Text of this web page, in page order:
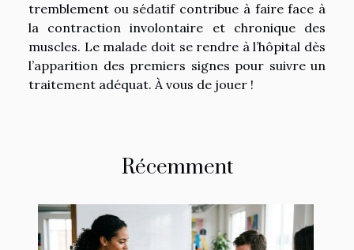
tremblement ou sédatif contribue à faire face à
la contraction involontaire et chronique des
muscles. Le malade doit se rendre à l’hôpital dès
l’apparition des premiers signes pour suivre un
traitement adéquat. À vous de jouer !
Récemment